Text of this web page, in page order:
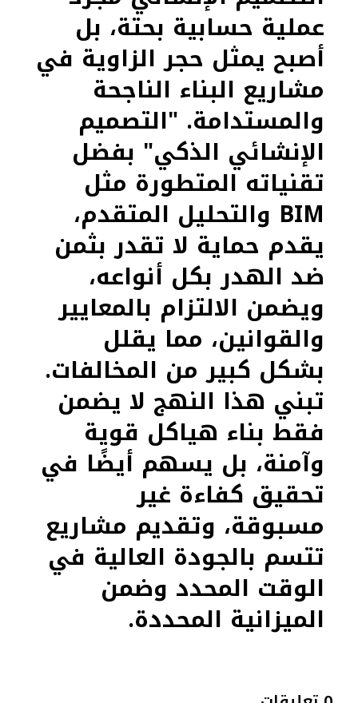
عملية حسابية بحتة، بل
أصبح يمثل حجر الزاوية في
مشاريع البناء الناجحة
والمستدامة. "التصميم
الإنشائي الذكي" بفضل
تقنياته المتطورة مثل
BIM والتحليل المتقدم،
يقدم حماية لا تقدر بثمن
ضد الهدر بكل أنواعه،
ويضمن الالتزام بالمعايير
والقوانين، مما يقلل
بشكل كبير من المخالفات.
تبني هذا النهج لا يضمن
فقط بناء هياكل قوية
وآمنة، بل يسهم أيضًا في
تحقيق كفاءة غير
مسبوقة، وتقديم مشاريع
تتسم بالجودة العالية في
الوقت المحدد وضمن
الميزانية المحددة.